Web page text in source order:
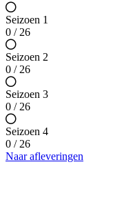
Seizoen 1
0 / 26
Seizoen 2
0 / 26
Seizoen 3
0 / 26
Seizoen 4
0 / 26
Naar afleveringen